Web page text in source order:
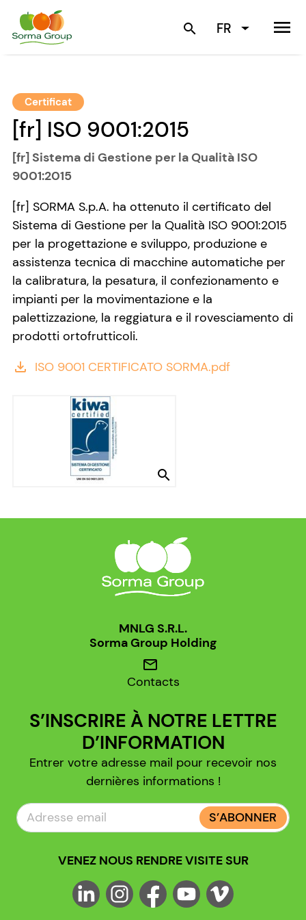
search FR menu
Certificat
[fr] ISO 9001:2015
[fr] Sistema di Gestione per la Qualità ISO
9001:2015
[fr] SORMA S.p.A. ha ottenuto il certificato del
Sistema di Gestione per la Qualità ISO 9001:2015
per la progettazione e sviluppo, produzione e
assistenza tecnica di macchine automatiche per
la calibratura, la pesatura, il confezionamento e
impianti per la movimentazione e la
palettizzazione, la reggiatura e il rovesciamento di
prodotti ortofrutticoli.
file_download ISO 9001 CERTIFICATO SORMA.pdf
search
MNLG S.R.L.
Sorma Group Holding
mail
Contacts
S’INSCRIRE À NOTRE LETTRE
D’INFORMATION
Entrer votre adresse mail pour recevoir nos
dernières informations !
S’ABONNER
VENEZ NOUS RENDRE VISITE SUR